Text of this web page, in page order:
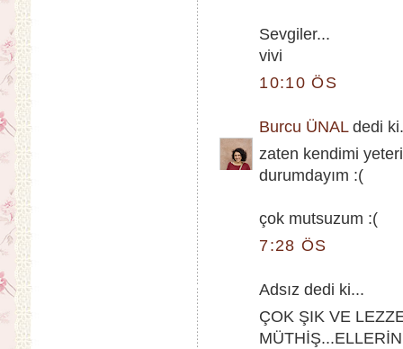
Sevgiler...
vivi
10:10 ÖS
Burcu ÜNALdedi
zaten kendimi
durumdayım :(
çok mutsuzum :(
7:28 ÖS
Adsız dedi ki...
ÇOK ŞIK VE